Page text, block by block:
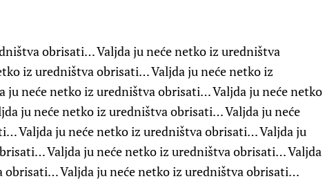
obrisati… Valjda ju neće netko iz uredništva
iz uredništva obrisati… Valjda ju neće netko iz
neće netko iz uredništva obrisati… Valjda ju neće netko
ju neće netko iz uredništva obrisati… Valjda ju neće
Valjda ju neće netko iz uredništva obrisati… Valjda ju
Valjda ju neće netko iz uredništva obrisati… Valjda
obrisati… Valjda ju neće netko iz uredništva obrisati…